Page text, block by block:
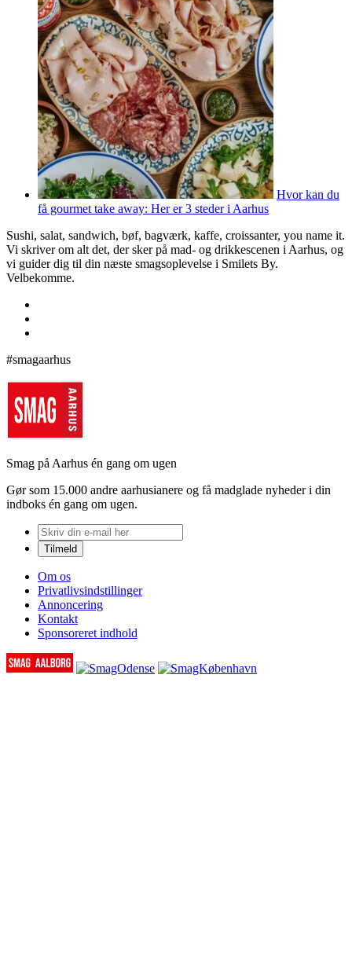
Hvor kan du
få gourmet take away: Her er 3 steder i Aarhus
Sushi, salat, sandwich, bøf, bagværk, kaffe, croissanter, you name it.
Vi skriver om alt det, der sker på mad- og drikkescenen i Aarhus, og
vi guider dig til din næste smagsoplevelse i Smilets By.
Velbekomme.
#smagaarhus
Smag på Aarhus én gang om ugen
Gør som 15.000 andre aarhusianere og få madglade nyheder i din
indboks én gang om ugen.
Om os
Privatlivsindstillinger
Annoncering
Kontakt
Sponsoreret indhold